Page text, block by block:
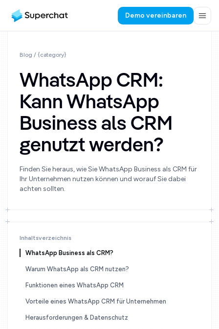
Demo vereinbaren
Blog / {category}
WhatsApp CRM:
Kann WhatsApp
Business als CRM
genutzt werden?
Finden Sie heraus, wie Sie WhatsApp Business als CRM für
Ihr Unternehmen nutzen können und worauf Sie dabei
achten sollten.
Inhaltsverzeichnis
WhatsApp Business als CRM?
Warum WhatsApp als CRM nutzen?
Funktionen eines WhatsApp CRM
Vorteile eines WhatsApp CRM für Unternehmen
Herausforderungen & Datenschutz